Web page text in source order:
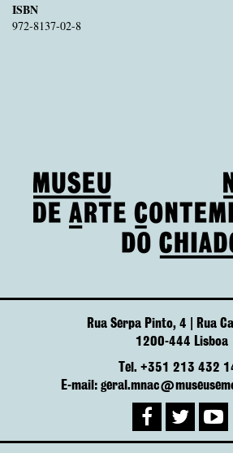
ISBN
972-8137-02-8
Rua Serpa Pinto, 4 | Rua
1200-444 Lisboa
Tel. +351 213 432
E-mail: